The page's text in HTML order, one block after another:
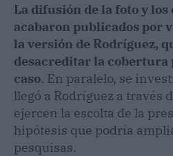
La difusión de la foto y los
acabaron publicados por
la versión de Rodríguez,
desacreditar la cobertura
caso. En paralelo, se
llegó a Rodríguez a través
ejercen la escolta de la
hipótesis que podría
pesquisas.